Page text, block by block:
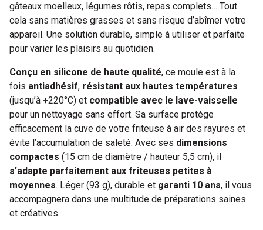
gâteaux moelleux, légumes rôtis, repas complets… Tout
cela sans matières grasses et sans risque d’abîmer votre
appareil. Une solution durable, simple à utiliser et parfaite
pour varier les plaisirs au quotidien.
Conçu en silicone de haute qualité, ce moule est à la
fois antiadhésif, résistant aux hautes températures
(jusqu’à +220°C) et compatible avec le lave-vaisselle
pour un nettoyage sans effort. Sa surface protège
efficacement la cuve de votre friteuse à air des rayures et
évite l’accumulation de saleté. Avec ses dimensions
compactes (15 cm de diamètre / hauteur 5,5 cm), il
s’adapte parfaitement aux friteuses petites à
moyennes. Léger (93 g), durable et garanti 10 ans, il vous
accompagnera dans une multitude de préparations saines
et créatives.